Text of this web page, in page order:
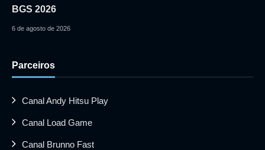
BGS 2026
6 de agosto de 2026
Parceiros
Canal Andy Hitsu Play
Canal Load Game
Canal Brunno Fast